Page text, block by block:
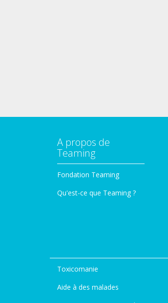
A propos de
Teaming
Fondation Teaming
Qu'est-ce que Teaming ?
Toxicomanie
Aide à des malades